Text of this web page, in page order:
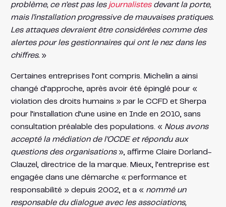
problème, ce n’est pas les journalistesdevant la porte,
mais l’installation progressive de mauvaises pratiques.
Les attaques devraient être considérées comme des
alertes pour les gestionnaires qui ont le nez dans les
chiffres.»
Certaines entreprises l’ont compris. Michelin a ainsi
changé d’approche, après avoir été épinglé pour «
violation des droits humains » par le CCFD et Sherpa
pour l’installation d’une usine en Inde en 2010, sans
consultation préalable des populations. « Nous avons
accepté la médiation de l’OCDE et répondu aux
questions des organisations», affirme Claire Dorland-
Clauzel, directrice de la marque. Mieux, l’entreprise est
engagée dans une démarche « performance et
responsabilité » depuis 2002, et a « nommé un
responsable du dialogue avec les associations,